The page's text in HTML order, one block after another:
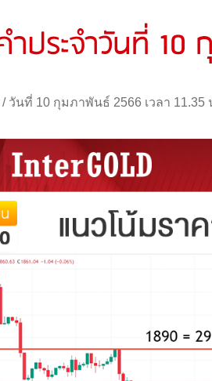
ำประจำวันที่
/ วันที่ 10 กุมภาพันธ์ 2566 เวลา 11.35